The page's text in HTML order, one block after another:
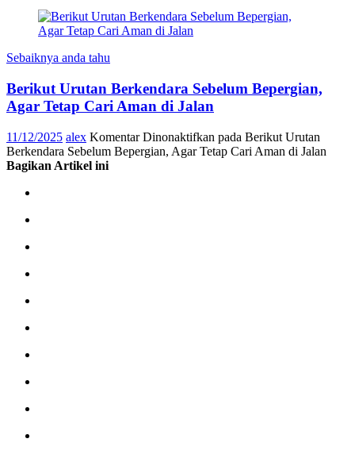
Sebaiknya anda tahu
Berikut Urutan Berkendara Sebelum Bepergian,
Agar Tetap Cari Aman di Jalan
11/12/2025 alex Komentar Dinonaktifkan pada Berikut Urutan
Berkendara Sebelum Bepergian, Agar Tetap Cari Aman di Jalan
Bagikan Artikel ini